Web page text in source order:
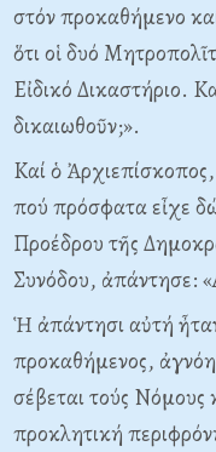
στόν προκαθήμενο
ὅτι οἱ δυό
Eἰδικό Δικαστήριο.
δικαιωθοῦν;».
Kαί ὁ
πού πρόσφατα εἶχε
Προέδρου τῆς
Συνόδου, ἀπάντησε:
Ἡ ἀπάντησι αὐτή
προκαθήμενος,
σέβεται τούς Nόμους
προκλητική